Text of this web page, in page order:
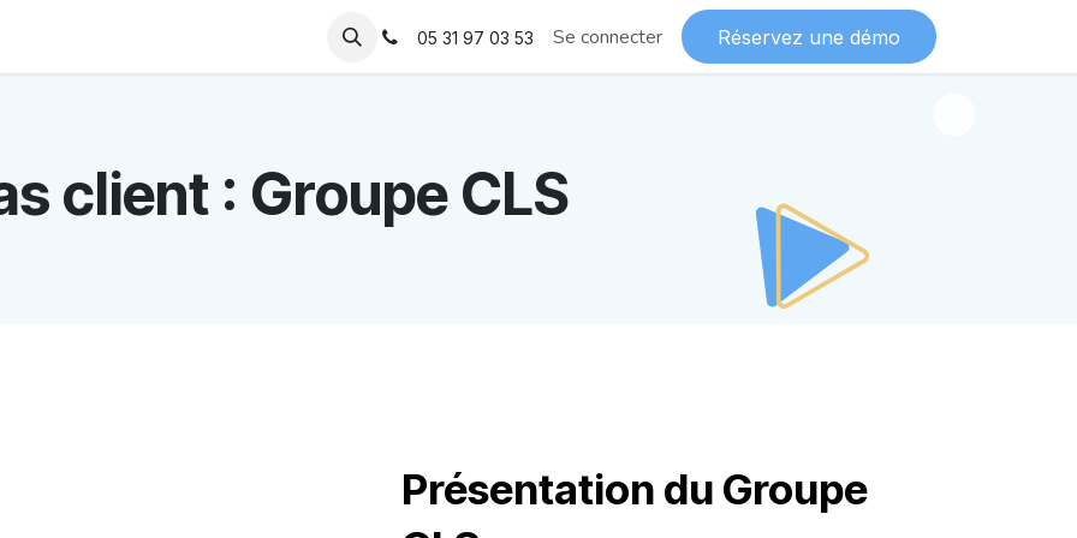
Ressources 05 31 97 03 53 Se connecter Réservez une démo
client : Groupe CLS
Présentation du Groupe